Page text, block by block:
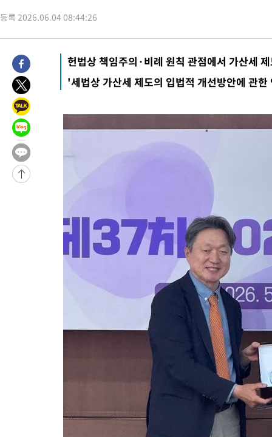
3시간 전 >여수 오동도 해상서 모터보트 전복…1명 사망·1명 실종
4시간 전 >극한폭염 한풀 꺾이지만…'낮 최고 35도' 무더위, 열대야 계속[다
날씨]
5시간 전 >
축구협회 "압수수색·성접대 논란 사과…쇄신의 기회로 삼겠다"
5시간 전 >
[속보]'압수수색·성접대 논란' 축구협회 "실망과 걱정 안겨드려
9시간 전 >
'최고 37도' 폭염 지속…강원동해안 최대 150㎜ 비
10시간 전 >
-20819초 전 >
이란 "호르무즈 재개방 합의 근접…美 배상 선행돼야"
-11866초 전 >
[속보]與최고위원 제주·인천 순회경선…박선원·최민희·서미
한민수·김용 순
-11819초 전 >
[속보]김민석, 與 전대 당원투표 누적 득표율 45.42%로 1위…
청래 44.56%
-11101초 전 >
[속보]與 대표 경선 제주·인천 당원투표…金 47.75%·鄭
[속보]與 당대표 경선, 제주·인천 권리당원 투표 김민석 승리
낮 최고 35도 '무더위'…동해안 시간당 30㎜ '강한 비'[내일날
[속보]이강인 "감독님이 원하는 마음 느꼈고, 많은 트로피 원해
수도권 40도 육박 '펄펄'…동해안 일부 지역엔 호의주의보
온열질환 사망자 3명 늘어…누적 환자 3000명 돌파
강릉에 시간당 81.4㎜ 물폭탄…도로 잠기고 담벼락 붕괴
백운산서 80년근 천종산삼 9뿌리 발견…감정가 1.3억원
선재도서 해루질 나섰다 실종 60대, 닷새 만에 숨진 채 발견
남자 농구, 나고야 아시안게임서 '홈팀' 일본과 한일전
여수 오동도 해상서 모터보트 전복…1명 사망·1명 실종
극한폭염 한풀 꺾이지만…'낮 최고 35도' 무더위, 열대야 계속[다
축구협회 "압수수색·성접대 논란 사과…쇄신의 기회로 삼겠다"
[속보]'압수수색·성접대 논란' 축구협회 "실망과 걱정 안겨드려
'최고 37도' 폭염 지속…강원동해안 최대 150㎜ 비
등록 2026.06.04 08:44:26
헌법상 책임주의·비례 원칙 관점에서 가산세
'세법상 가산세 제도의 입법적 개선방안에 관